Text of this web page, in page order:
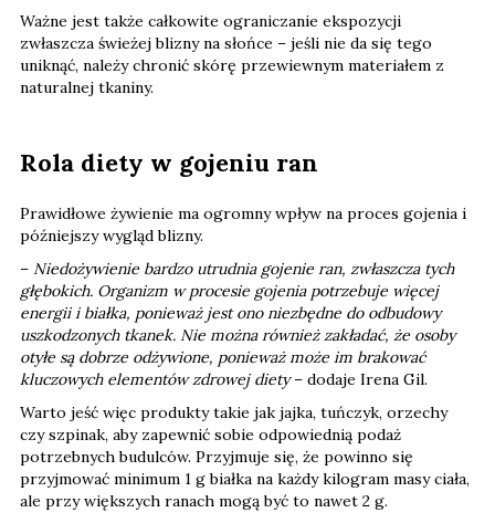
Ważne jest także całkowite ograniczanie ekspozycji
zwłaszcza świeżej blizny na słońce – jeśli nie da się tego
uniknąć, należy chronić skórę przewiewnym materiałem z
naturalnej tkaniny.
Rola diety w gojeniu ran
Prawidłowe żywienie ma ogromny wpływ na proces gojenia i
późniejszy wygląd blizny.
– Niedożywienie bardzo utrudnia gojenie ran, zwłaszcza tych
głębokich. Organizm w procesie gojenia potrzebuje więcej
energii i białka, ponieważ jest ono niezbędne do odbudowy
uszkodzonych tkanek. Nie można również zakładać, że osoby
otyłe są dobrze odżywione, ponieważ może im brakować
kluczowych elementów zdrowej diety– dodaje Irena Gil.
Warto jeść więc produkty takie jak jajka, tuńczyk, orzechy
czy szpinak, aby zapewnić sobie odpowiednią podaż
potrzebnych budulców. Przyjmuje się, że powinno się
przyjmować minimum 1 g białka na każdy kilogram masy ciała,
ale przy większych ranach mogą być to nawet 2 g.